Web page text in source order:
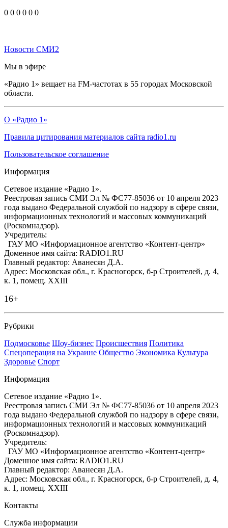
0 0 0 0 0 0
Новости СМИ2
Мы в эфире
«Радио 1» вещает на FM-частотах в 55 городах Московской
области.
О «Радио 1»
Правила цитирования материалов сайта radio1.ru
Пользовательское соглашение
Информация
Сетевое издание «Радио 1».
Реестровая запись СМИ Эл № ФС77-85036 от 10 апреля 2023
года выдано Федеральной службой по надзору в сфере связи,
информационных технологий и массовых коммуникаций
(Роскомнадзор).
Учредитель:
ГАУ МО «Информационное агентство «Контент-центр»
Доменное имя сайта: RADIO1.RU
Главный редактор: Аванесян Д.А.
Адрес: Московская обл., г. Красногорск, б-р Строителей, д. 4,
к. 1, помещ. XXIII
16+
Рубрики
Подмосковье Шоу-бизнес Происшествия Политика
Спецоперация на Украине Общество Экономика Культура
Здоровье Спорт
Информация
Сетевое издание «Радио 1».
Реестровая запись СМИ Эл № ФС77-85036 от 10 апреля 2023
года выдано Федеральной службой по надзору в сфере связи,
информационных технологий и массовых коммуникаций
(Роскомнадзор).
Учредитель:
ГАУ МО «Информационное агентство «Контент-центр»
Доменное имя сайта: RADIO1.RU
Главный редактор: Аванесян Д.А.
Адрес: Московская обл., г. Красногорск, б-р Строителей, д. 4,
к. 1, помещ. XXIII
Контакты
Служба информации